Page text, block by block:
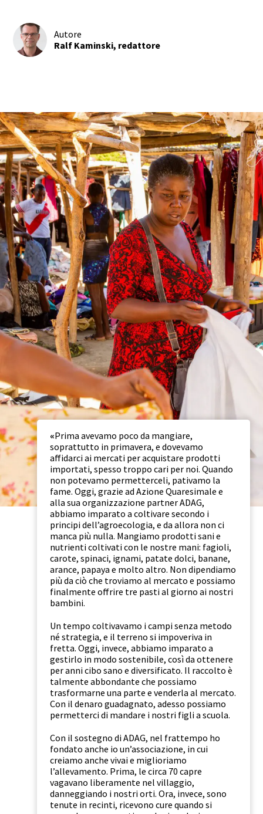
Autore
Ralf Kaminski, redattore
«Prima avevamo poco da mangiare,
soprattutto in primavera, e dovevamo
affidarci ai mercati per acquistare prodotti
importati, spesso troppo cari per noi. Quando
non potevamo permetterceli, pativamo la
fame. Oggi, grazie ad Azione Quaresimale e
alla sua organizzazione partner ADAG,
abbiamo imparato a coltivare secondo i
principi dell’agroecologia, e da allora non ci
manca più nulla. Mangiamo prodotti sani e
nutrienti coltivati con le nostre mani: fagioli,
carote, spinaci, ignami, patate dolci, banane,
arance, papaya e molto altro. Non dipendiamo
più da ciò che troviamo al mercato e possiamo
finalmente offrire tre pasti al giorno ai nostri
bambini.
Un tempo coltivavamo i campi senza metodo
né strategia, e il terreno si impoveriva in
fretta. Oggi, invece, abbiamo imparato a
gestirlo in modo sostenibile, così da ottenere
per anni cibo sano e diversificato. Il raccolto è
talmente abbondante che possiamo
trasformarne una parte e venderla al mercato.
Con il denaro guadagnato, adesso possiamo
permetterci di mandare i nostri figli a scuola.
Con il sostegno di ADAG, nel frattempo ho
fondato anche io un’associazione, in cui
creiamo anche vivai e miglioriamo
l’allevamento. Prima, le circa 70 capre
vagavano liberamente nel villaggio,
danneggiando i nostri orti. Ora, invece, sono
tenute in recinti, ricevono cure quando si